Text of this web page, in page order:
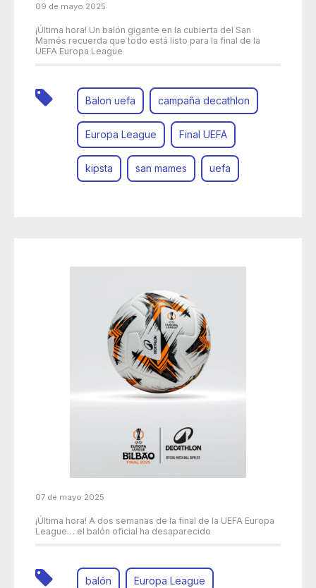
09 de mayo 2025
¡Última hora! Un balón gigante en la cubierta del San
Mamés recuerda que todo está listo para la final de la
UEFA Europa League
Balon uefa campaña decathlon
Europa League Final UEFA
kipsta san mames uefa
07 de mayo 2025
¡Última hora! A dos semanas de la final de la UEFA Europa
League… el balón oficial ha desaparecido
balón Europa League